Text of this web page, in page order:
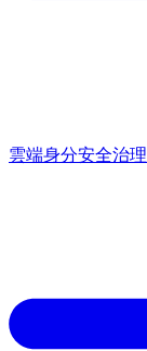
雲端身分安全治理